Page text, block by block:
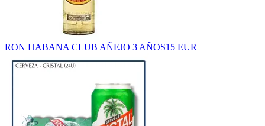
RON HABANA CLUB AÑEJO 3 AÑOS15 EUR